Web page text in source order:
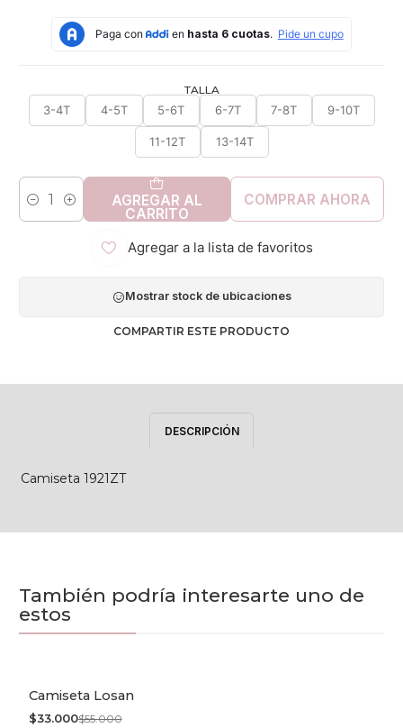
TALLA
3-4T
4-5T 5-6T 6-7T 7-8T 9-10T
11-12T 13-14T
Cantidad AGREGAR AL
CARRITO
COMPRAR AHORA
Agregar a la lista de favoritos
Mostrar stock de ubicaciones
COMPARTIR ESTE PRODUCTO
DESCRIPCIÓN
Camiseta 1921ZT
También podría interesarte uno de
estos
-40% OFF
Camiseta Losan
$33.000$55.000